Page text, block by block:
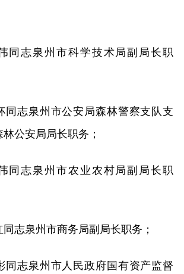
同志泉州市科学技术局副局长职
同志泉州市公安局森林警察支队支
公安局局长职务；
同志泉州市农业农村局副局长职
志泉州市商务局副局长职务；
同志泉州市人民政府国有资产监督